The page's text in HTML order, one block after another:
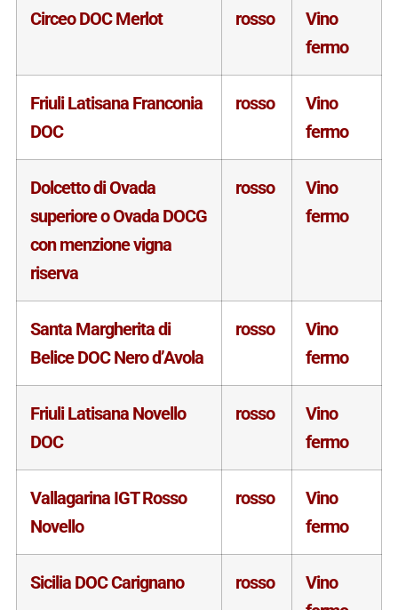
Circeo DOC Merlot rosso
Vino
fermo
Friuli Latisana Franconia
DOC
rosso
Vino
fermo
Dolcetto di Ovada
superiore o Ovada DOCG
con menzione vigna
riserva
rosso
Vino
fermo
Santa Margherita di
Belice DOC Nero d’Avola
rosso
Vino
fermo
Friuli Latisana Novello
DOC
rosso
Vino
fermo
Vallagarina IGT Rosso
Novello
rosso
Vino
fermo
Sicilia DOC Carignano rosso
Vino